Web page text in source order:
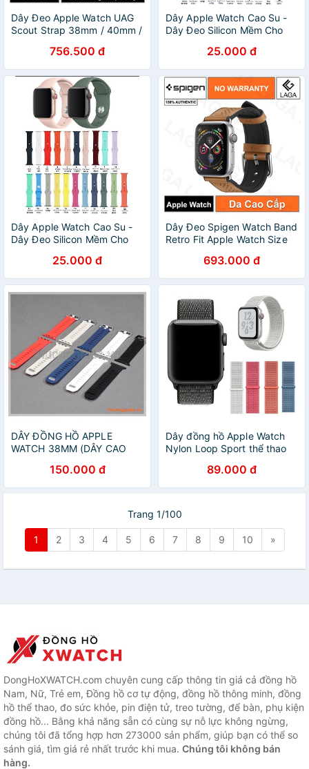
Dây Đeo Apple Watch UAG
Scout Strap 38mm / 40mm /
756.500 đ
Dây Apple Watch Cao Su -
Dây Đeo Silicon Mềm Cho
Watch Iwatch Size 38mm
42mm 40mm 44mm
25.000 đ
Dây Apple Watch Cao Su -
Dây Đeo Silicon Mềm Cho
Watch Iwatch Size 38mm
42mm 40mm 44mm
25.000 đ
Dây Đeo Spigen Watch Band
Retro Fit Apple Watch Size
44mm / 41mm / 45mm
693.000 đ
DÂY ĐỒNG HỒ APPLE
WATCH 38MM (DÂY CAO
150.000 đ
Dây đồng hồ Apple Watch
Nylon Loop Sport thể thao
Apple Watch
44mm/42mm/40mm/38mm
89.000 đ
Trang 1/100
1 2 3 4 5 6 7 8 9 10 »
DongHoXWATCH.com chuyên cung cấp thông tin giá cả đồng hồ
Nam, Nữ, Trẻ em, Đồng hồ cơ tự động, đồng hồ thông minh, đồng
hồ thể thao, đo sức khỏe, pin điện tử, treo tường, để bàn, phụ kiện
đồng hồ... Bằng khả năng sẵn có cùng sự nỗ lực không ngừng,
chúng tôi đã tổng hợp hơn 273000 sản phẩm, giúp bạn có thể so
sánh giá, tìm giá rẻ nhất trước khi mua. Chúng tôi không bán
hàng.